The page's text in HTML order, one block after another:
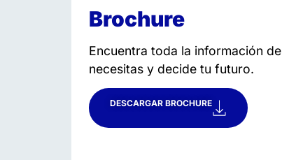
Brochure
Encuentra toda la información
necesitas y decide tu futuro.
DESCARGAR BROCHURE